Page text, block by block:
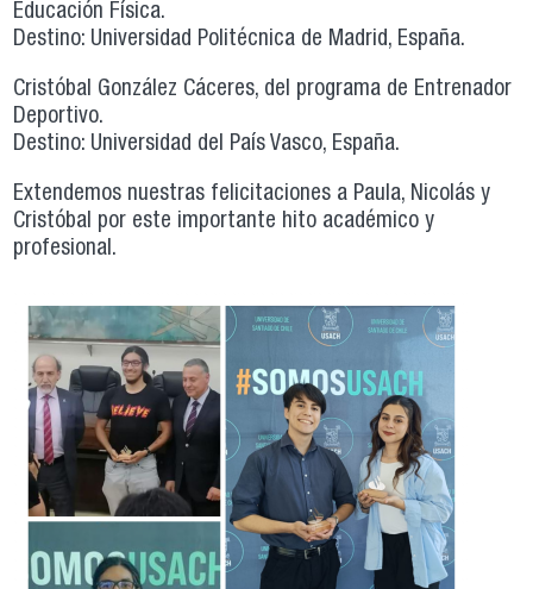
Educación Física.
Destino: Universidad Politécnica de Madrid, España.
Cristóbal González Cáceres, del programa de Entrenador
Deportivo.
Destino: Universidad del País Vasco, España.
Extendemos nuestras felicitaciones a Paula, Nicolás y
Cristóbal por este importante hito académico y
profesional.